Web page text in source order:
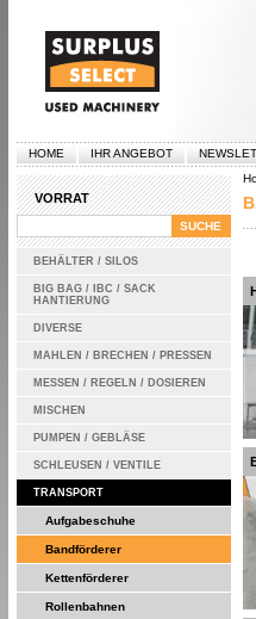
HOME IHR ANGEBOT
VORRAT
BEHÄLTER / SILOS
BIG BAG / IBC / SACK
HANTIERUNG
DIVERSE
MAHLEN / BRECHEN / PRESSEN
MESSEN / REGELN / DOSIEREN
MISCHEN
PUMPEN / GEBLÄSE
SCHLEUSEN / VENTILE
TRANSPORT
Aufgabeschuhe
Bandförderer
Kettenförderer
Rollenbahnen